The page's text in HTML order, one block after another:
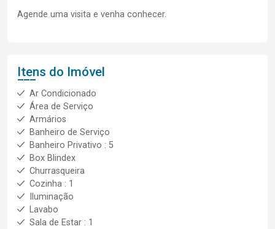
Agende uma visita e venha conhecer.
Itens do Imóvel
Ar Condicionado
Área de Serviço
Armários
Banheiro de Serviço
Banheiro Privativo : 5
Box Blindex
Churrasqueira
Cozinha : 1
Iluminação
Lavabo
Sala de Estar : 1